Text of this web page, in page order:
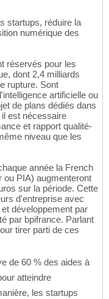
startups, réduire la
numérique des
réservés pour les
dont 2,4 milliards
rupture. Sont
artificielle ou
de plans dédiés dans
est nécessaire
et rapport qualité-
niveau que les
année la French
ou PIA) augmenteront
sur la période. Cette
d'entreprise avec
développement par
par bpifrance. Parlant
tirer parti de ces
de 60 % des aides à
atteindre
les startups